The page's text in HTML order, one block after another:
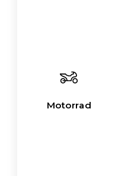
Motorrad